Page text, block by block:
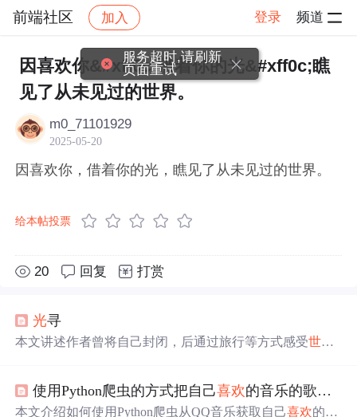
前端社区 加入 登录 频道
社区 前端社区 感慨 帖子详情
因喜欢你&#xff0c;借着你的光&#xff0c;瞧
见了从未见过的世界。
m0_71101929
2025-05-20
因喜欢你，借着你的光，瞧见了从未见过的世界。
给本帖投票
20 回复 打赏
光寻
本文讲述作者曾将自己封闭，后通过旅行等方式感受世界
救自己，表达对生活的热爱与感悟。
使用Python爬虫的方式把自己喜欢的音乐的歌词爬取到本地
本文介绍如何使用Python爬虫从QQ音乐获取自己喜欢的歌
服务超时,请刷新
页面重试